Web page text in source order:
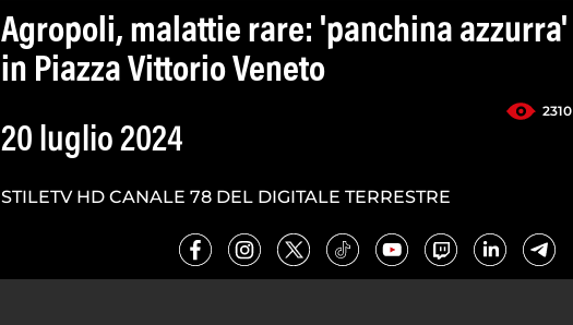
Agropoli, malattie rare: 'panchina azzurra'
in Piazza Vittorio Veneto
2310
20 luglio 2024
STILETV HD CANALE 78 DEL DIGITALE TERRESTRE